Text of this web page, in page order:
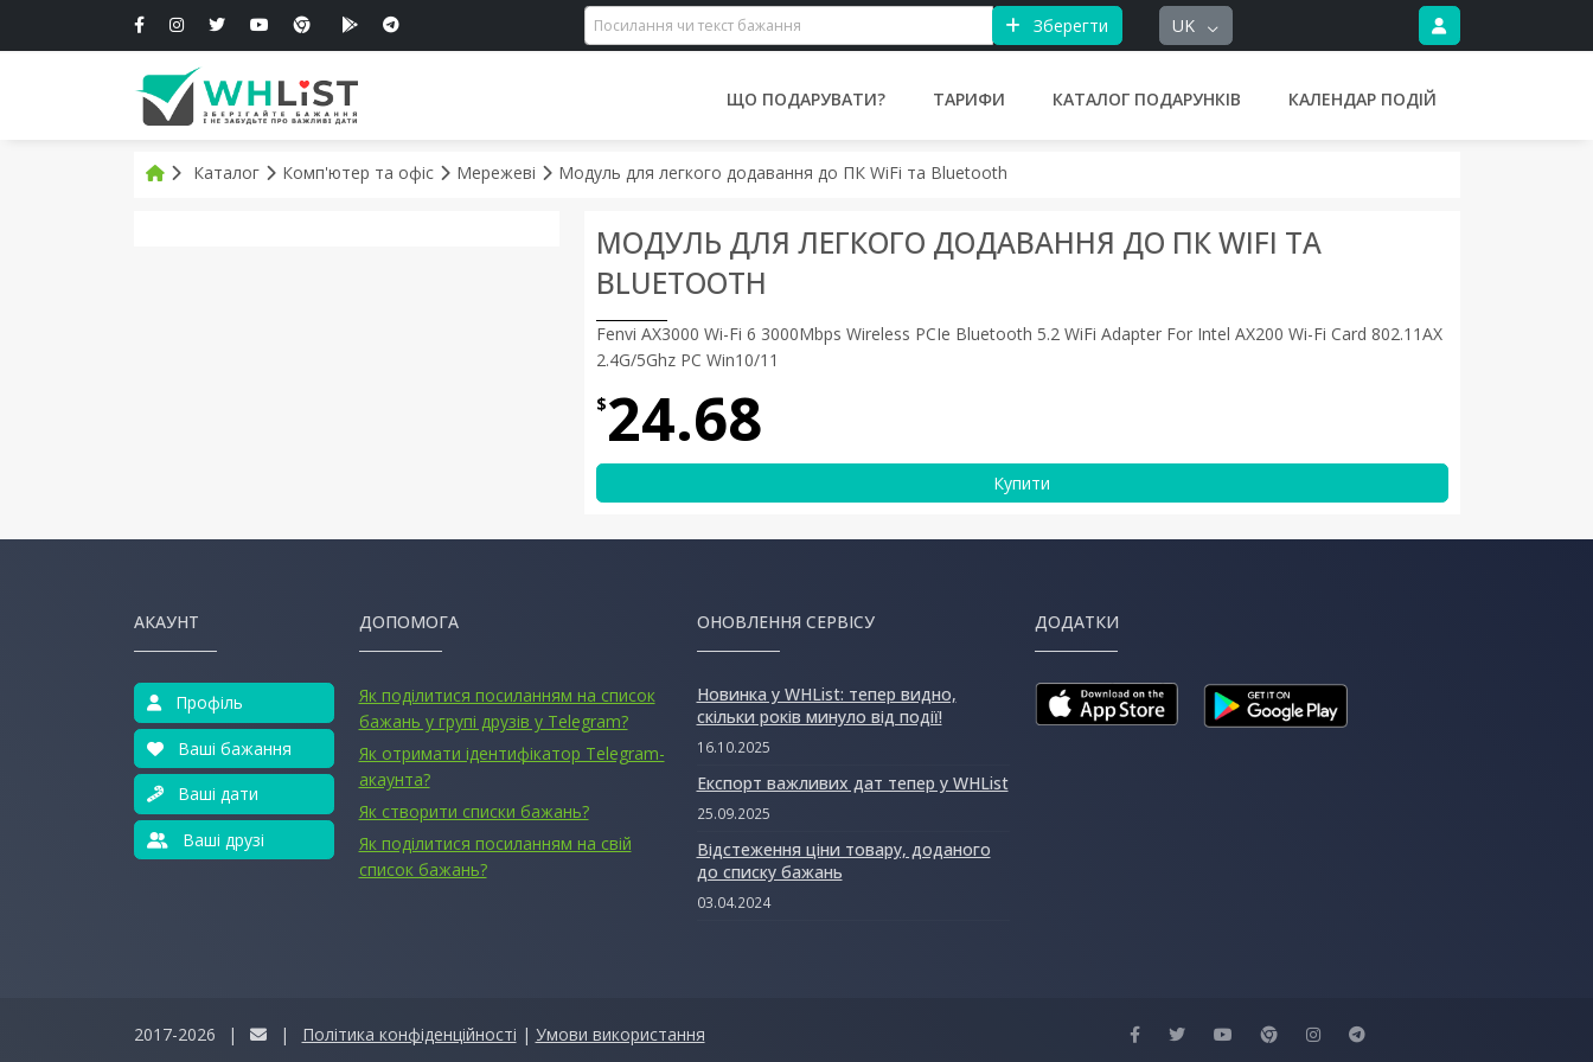
Зберегти UK
ЩО ПОДАРУВАТИ? ТАРИФИ КАТАЛОГ ПОДАРУНКІВ КАЛЕНДАР ПОДІЙ
Каталог Комп'ютер та офіс Мережеві Модуль для легкого додавання до ПК WiFi та Bluetooth
МОДУЛЬ ДЛЯ ЛЕГКОГО ДОДАВАННЯ ДО ПК WIFI ТА
BLUETOOTH
Fenvi AX3000 Wi-Fi 6 3000Mbps Wireless PCIe Bluetooth 5.2 WiFi Adapter For Intel AX200 Wi-Fi Card 802.11AX
2.4G/5Ghz PC Win10/11
$24.68
Купити
АКАУНТ
Профіль
Ваші бажання
Ваші дати
Ваші друзі
ДОПОМОГА
Як поділитися посиланням на список
бажань у групі друзів у Telegram?
Як отримати ідентифікатор Telegram-
акаунта?
Як створити списки бажань?
Як поділитися посиланням на свій
список бажань?
ОНОВЛЕННЯ СЕРВІСУ
Новинка у WHList: тепер видно,
скільки років минуло від події!
16.10.2025
Експорт важливих дат тепер у WHList
25.09.2025
Відстеження ціни товару, доданого
до списку бажань
03.04.2024
ДОДАТКИ
2017-2026 | | Політика конфіденційності | Умови використання